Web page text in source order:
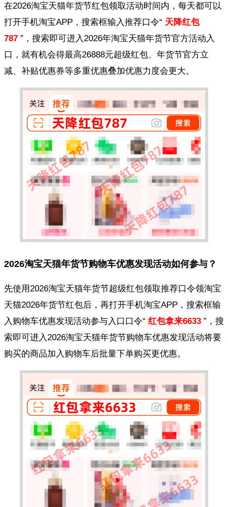
在2026淘宝天猫年货节红包领取活动时间内，每天都可以
打开手机淘宝APP，搜索框输入推荐口令“ 天降红包
787 ”，搜索即可进入2026年淘宝天猫年货节官方活动入
口，就有机会得最高26888元超级红包、年货节官方立
减、补贴优惠券等多重优惠叠加优惠力度会更大。
2026淘宝天猫年货节购物车优惠发现活动如何参与？
先使用2026淘宝天猫年货节超级红包领取推荐口令领淘宝
天猫2026年货节红包后，再打开手机淘宝APP，搜索框输
入购物车优惠发现活动参与入口口令“ 红包拿来6633 ”，搜
索即可进入2026淘宝天猫年货节购物车优惠发现活动将要
购买的商品加入购物车后批量下单购买更优惠。